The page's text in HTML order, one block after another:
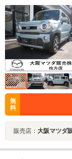
無
料
販売店： 大阪マツダ